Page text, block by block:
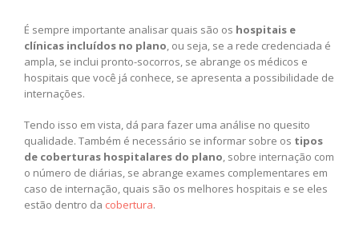
É sempre importante analisar quais são os hospitais e
clínicas incluídos no plano, ou seja, se a rede credenciada é
ampla, se inclui pronto-socorros, se abrange os médicos e
hospitais que você já conhece, se apresenta a possibilidade de
internações.
Tendo isso em vista, dá para fazer uma análise no quesito
qualidade. Também é necessário se informar sobre os tipos
de coberturas hospitalares do plano, sobre internação com
o número de diárias, se abrange exames complementares em
caso de internação, quais são os melhores hospitais e se eles
estão dentro da cobertura.